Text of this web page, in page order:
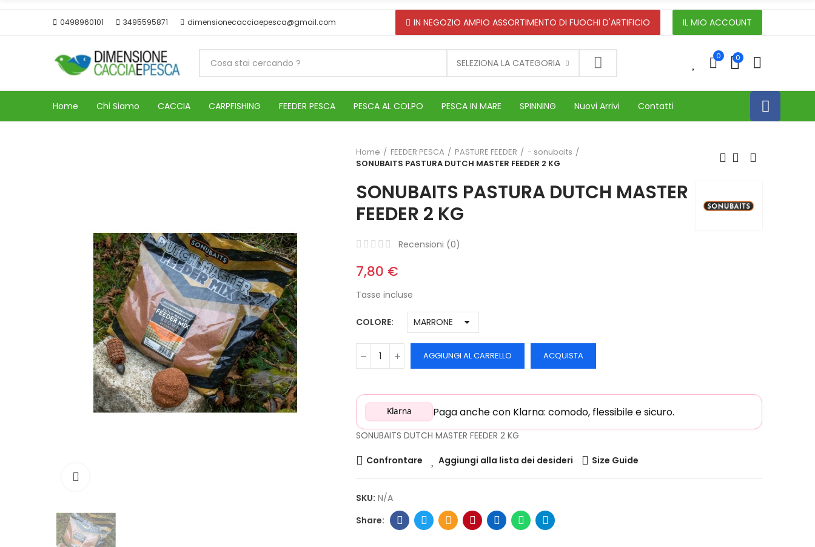
0498960101 3495595871 dimensionecacciaepesca@gmail.com IN NEGOZIO AMPIO ASSORTIMENTO DI FUOCHI D'ARTIFICIO IL MIO ACCOUNT
SELEZIONA LA CATEGORIA
0 0
Home Chi Siamo CACCIA CARPFISHING FEEDER PESCA PESCA AL COLPO PESCA IN MARE SPINNING Nuovi Arrivi Contatti
Home FEEDER PESCA PASTURE FEEDER
- sonubaits
SONUBAITS PASTURA DUTCH MASTER FEEDER 2 KG
SONUBAITS PASTURA DUTCH MASTER
FEEDER 2 KG
Recensioni (0)
7,80 €
Tasse incluse
COLORE
AGGIUNGI AL CARRELLO ACQUISTA
Klarna Paga anche con Klarna: comodo, flessibile e sicuro.
SONUBAITS DUTCH MASTER FEEDER 2 KG
Confrontare Aggiungi alla lista dei desideri Size Guide
SKU: N/A